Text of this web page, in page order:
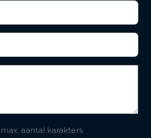
aantal karakters